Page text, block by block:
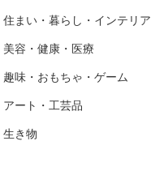
住まい・暮らし・インテリア
美容・健康・医療
趣味・おもちゃ・ゲーム
アート・工芸品
生き物